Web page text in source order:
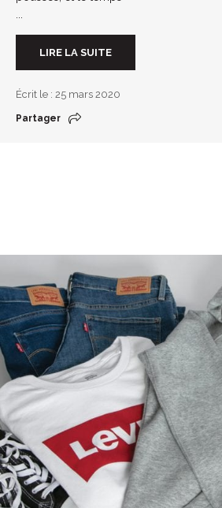
LIRE LA SUITE
Écrit le : 25 mars 2020
Partager